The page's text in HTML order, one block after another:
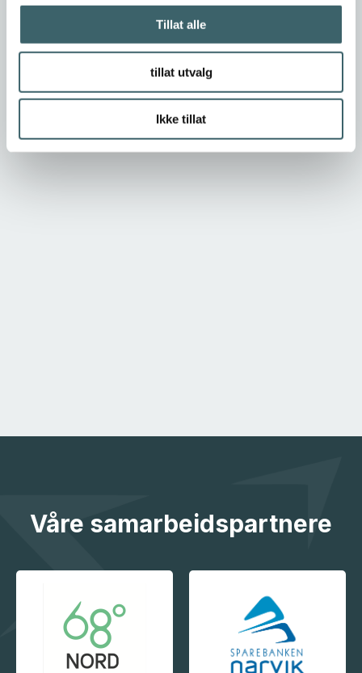
Tillat alle
tillat utvalg
Ikke tillat
Våre samarbeidspartnere